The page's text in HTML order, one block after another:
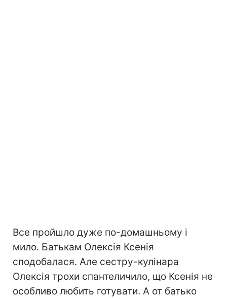
Все пройшло дуже по-домашньому і
мило. Батькам Олексія Ксенія
сподобалася. Але сестру-кулінара
Олексія трохи спантеличило, що Ксенія не
особливо любить готувати. А от батько